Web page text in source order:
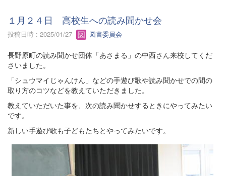
１月２４日 高校生への読み聞かせ会
投稿日時 : 2025/01/27 図書委員会
長野原町の読み聞かせ団体「あさまる」の中西さん来校してくだ
さいました。
「シュウマイじゃんけん」などの手遊び歌や読み聞かせでの間の
取り方のコツなどを教えていただきました。
教えていただいた事を、次の読み聞かせするときにやってみたい
です。
新しい手遊び歌も子どもたちとやってみたいです。